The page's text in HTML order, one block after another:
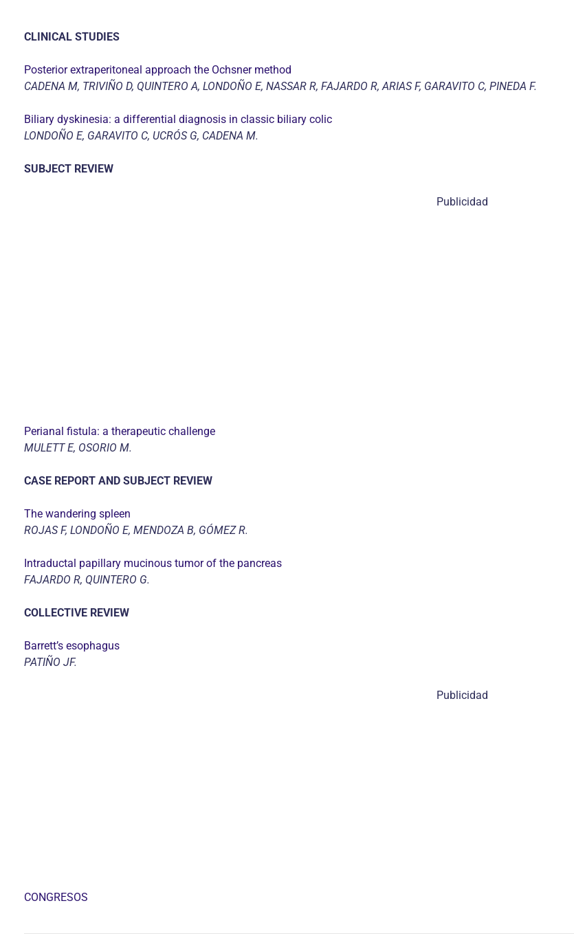
CLINICAL STUDIES
Posterior extraperitoneal approach the Ochsner method
CADENA M, TRIVIÑO D, QUINTERO A, LONDOÑO E, NASSAR R, FAJARDO R, ARIAS F, GARAVITO C, PINEDA F.
Biliary dyskinesia: a differential diagnosis in classic biliary colic
LONDOÑO E, GARAVITO C, UCRÓS G, CADENA M.
SUBJECT REVIEW
Publicidad
Perianal fistula: a therapeutic challenge
MULETT E, OSORIO M.
CASE REPORT AND SUBJECT REVIEW
The wandering spleen
ROJAS F, LONDOÑO E, MENDOZA B, GÓMEZ R.
Intraductal papillary mucinous tumor of the pancreas
FAJARDO R, QUINTERO G.
COLLECTIVE REVIEW
Barrett’s esophagus
PATIÑO JF.
Publicidad
CONGRESOS